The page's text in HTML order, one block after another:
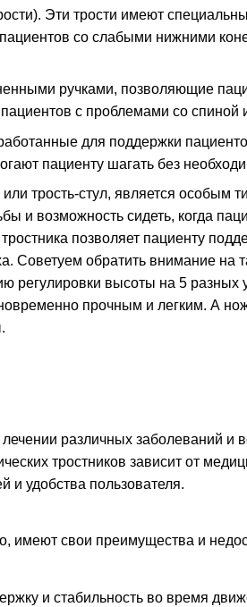
Эти трости имеют
со слабыми нижними
ручками, позволяющие
с проблемами со спиной
для поддержки
пациенту шагать без
трость-стул, является особым
и возможность сидеть, когда
позволяет пациенту
Советуем обратить внимание на
регулировки высоты на 5 разных
прочным и легким. А
различных заболеваний и
тростников зависит от
и удобства пользователя.
имеют свои преимущества и
и стабильность во время